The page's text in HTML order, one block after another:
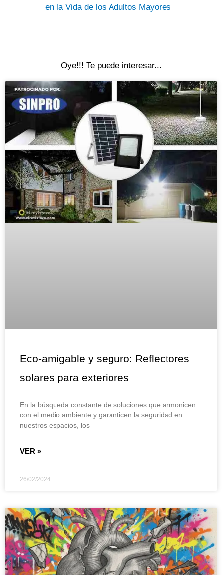
en la Vida de los Adultos Mayores
Oye!!! Te puede interesar...
Eco-amigable y seguro: Reflectores
solares para exteriores
En la búsqueda constante de soluciones que armonicen
con el medio ambiente y garanticen la seguridad en
nuestros espacios, los
VER »
26/02/2024